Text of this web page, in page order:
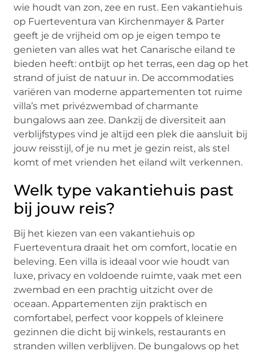
wie houdt van zon, zee en rust. Een vakantiehuis
op Fuerteventura van Kirchenmayer & Parter
geeft je de vrijheid om op je eigen tempo te
genieten van alles wat het Canarische eiland te
bieden heeft: ontbijt op het terras, een dag op het
strand of juist de natuur in. De accommodaties
variëren van moderne appartementen tot ruime
villa’s met privézwembad of charmante
bungalows aan zee. Dankzij de diversiteit aan
verblijfstypes vind je altijd een plek die aansluit bij
jouw reisstijl, of je nu met je gezin reist, als stel
komt of met vrienden het eiland wilt verkennen.
Welk type vakantiehuis past
bij jouw reis?
Bij het kiezen van een vakantiehuis op
Fuerteventura draait het om comfort, locatie en
beleving. Een villa is ideaal voor wie houdt van
luxe, privacy en voldoende ruimte, vaak met een
zwembad en een prachtig uitzicht over de
oceaan. Appartementen zijn praktisch en
comfortabel, perfect voor koppels of kleinere
gezinnen die dicht bij winkels, restaurants en
stranden willen verblijven. De bungalows op het